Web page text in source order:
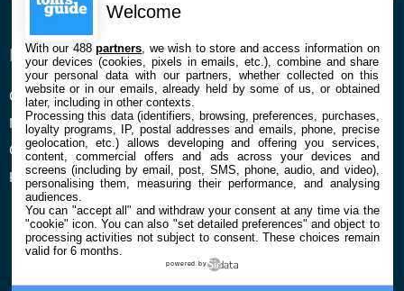
ENTREPRISE
Qui sommes nous
Mentions légales et CGU
Confidentialité et Cookies
Préférences cookies
À PROPOS
La rédaction
Contact
Welcome
With our 488partners , we wish to store and access information on
your devices (cookies, pixels in emails, etc.), combine and share
your personal data with our partners, whether collected on this
website or in our emails, already held by some of us, or obtained
later, including in other contexts.
Processing this data (identifiers, browsing, preferences, purchases,
loyalty programs, IP, postal addresses and emails, phone, precise
geolocation, etc.) allows developing and offering you services,
content, commercial offers and ads across your devices and
screens (including by email, post, SMS, phone, audio, and video),
personalising them, measuring their performance, and analysing
audiences.
You can "accept all" and withdraw your consent at any time via the
"cookie" icon. You can also "set detailed preferences" and object to
processing activities not subject to consent. These choices remain
valid for 6 months.
powered by